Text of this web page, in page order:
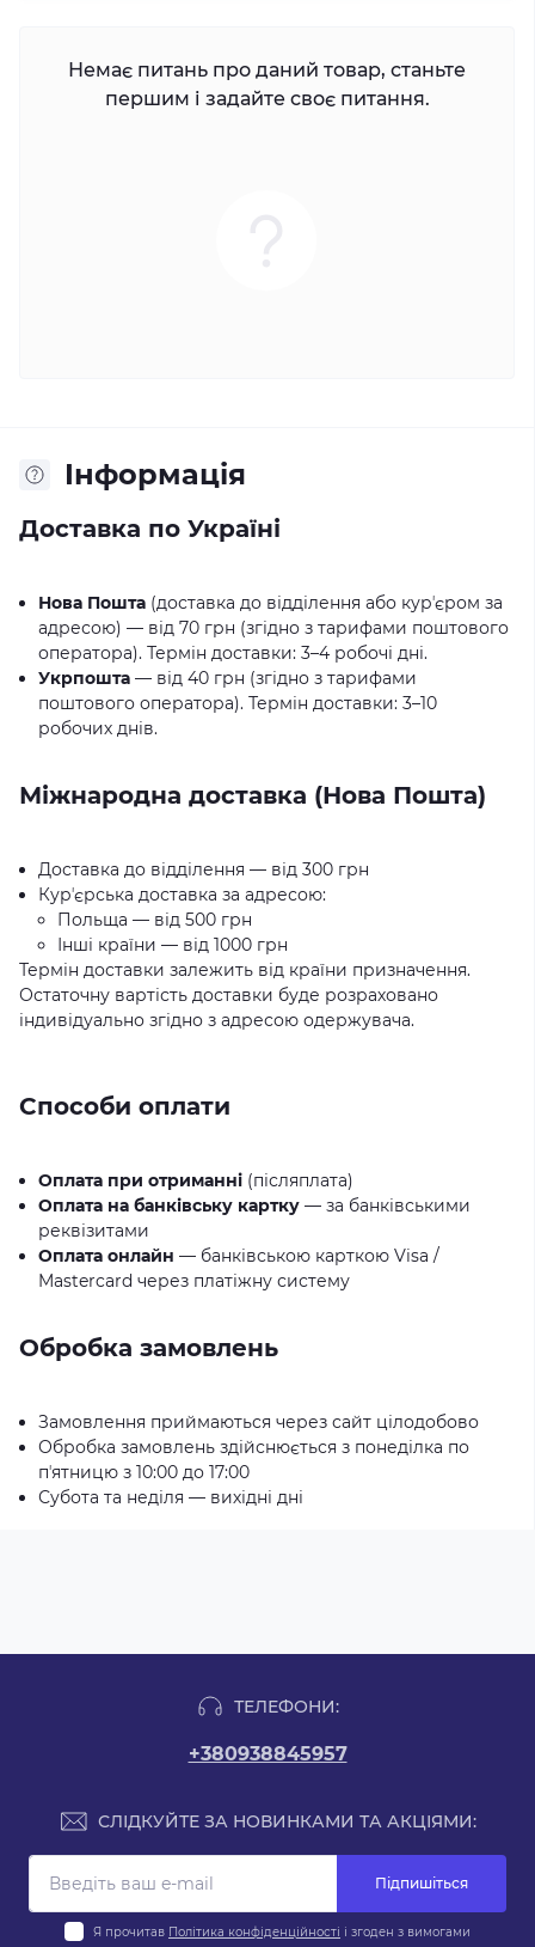
Немає питань про даний товар, станьте
першим і задайте своє питання.
Iнформація
Доставка по Україні
Нова Пошта (доставка до відділення або курʼєром за
адресою) — від 70 грн (згідно з тарифами поштового
оператора). Термін доставки: 3–4 робочі дні.
Укрпошта — від 40 грн (згідно з тарифами
поштового оператора). Термін доставки: 3–10
робочих днів.
Міжнародна доставка (Нова Пошта)
Доставка до відділення — від 300 грн
Курʼєрська доставка за адресою:
Польща — від 500 грн
Інші країни — від 1000 грн
Термін доставки залежить від країни призначення.
Остаточну вартість доставки буде розраховано
індивідуально згідно з адресою одержувача.
Способи оплати
Оплата при отриманні (післяплата)
Оплата на банківську картку — за банківськими
реквізитами
Оплата онлайн — банківською карткою Visa /
Mastercard через платіжну систему
Обробка замовлень
Замовлення приймаються через сайт цілодобово
Обробка замовлень здійснюється з понеділка по
пʼятницю з 10:00 до 17:00
Субота та неділя — вихідні дні
ТЕЛЕФОНИ:
+380938845957
СЛІДКУЙТЕ ЗА НОВИНКАМИ ТА АКЦІЯМИ:
Підпишіться
Я прочитав Політика конфіденційності і згоден з вимогами